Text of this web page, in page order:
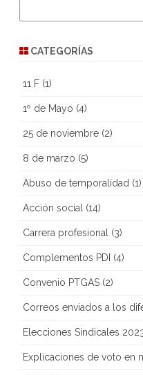
CATEGORÍAS
11 F (1)
1º de Mayo (4)
25 de noviembre (2)
8 de marzo (5)
Abuso de temporalidad (1)
Acción social (14)
Carrera profesional (3)
Complementos PDI (4)
Convenio PTGAS (2)
Correos enviados a los
Elecciones Sindicales
Explicaciones de voto en